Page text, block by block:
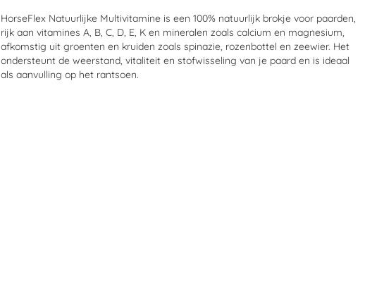
HorseFlex Natuurlijke Multivitamine is een 100% natuurlijk brokje voor paarden,
rijk aan vitamines A, B, C, D, E, K en mineralen zoals calcium en magnesium,
afkomstig uit groenten en kruiden zoals spinazie, rozenbottel en zeewier. Het
ondersteunt de weerstand, vitaliteit en stofwisseling van je paard en is ideaal
als aanvulling op het rantsoen.